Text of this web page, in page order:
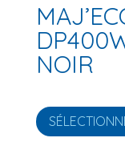
NOIR